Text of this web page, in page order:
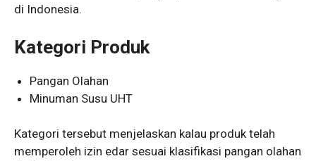
di Indonesia.
Kategori Produk
Pangan Olahan
Minuman Susu UHT
Kategori tersebut menjelaskan kalau produk telah
memperoleh izin edar sesuai klasifikasi pangan olahan